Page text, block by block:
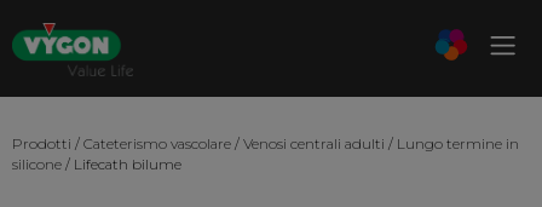
Prodotti / Cateterismo vascolare / Venosi centrali adulti / Lungo termine in
silicone / Lifecath bilume